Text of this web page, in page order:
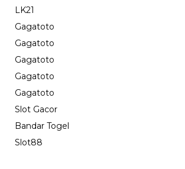
LK21
Gagatoto
Gagatoto
Gagatoto
Gagatoto
Gagatoto
Slot Gacor
Bandar Togel
Slot88